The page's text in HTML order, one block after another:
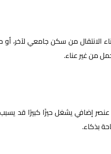
الانتقال من سكن جامعي لآخر،
من غير عناء.
عنصر إضافي يشغل حيزًا كبيرًا
بذكاء.